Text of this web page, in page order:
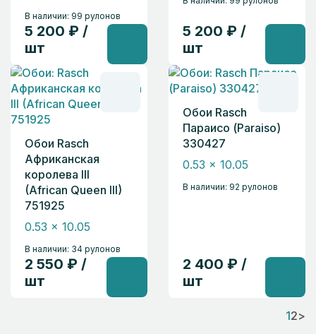
В наличии: 99 рулонов
5 200 ₽ /
шт
5 200 ₽ /
шт
Обои Rasch
Африканская
королева III
(African Queen III)
751925
0.53 x 10.05
В наличии: 34 рулонов
2 550 ₽ /
шт
Обои Rasch
Параисо (Paraiso)
330427
0.53 x 10.05
В наличии: 92 рулонов
2 400 ₽ /
шт
12>